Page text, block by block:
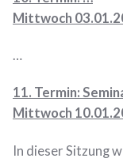
Mittwoch
…
11. Termin:
Mittwoch
In dieser Sitzung